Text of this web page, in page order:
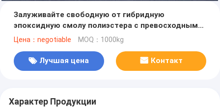
Залуживайте свободную от гибридную
эпоксидную смолу полиэстера с превосходным
представлением вымирания
Цена：negotiable MOQ：1000kg
Лучшая цена Контакт
Характер Продукции